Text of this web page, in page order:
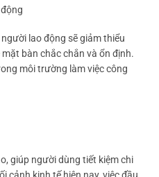
lao động sẽ giảm thiểu
bàn chắc chắn và ổn định.
môi trường làm việc công
giúp người dùng tiết kiệm chi